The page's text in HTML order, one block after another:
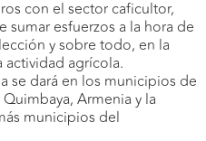
con el sector caficultor,
esfuerzos a la hora de
y sobre todo, en la
agrícola.
se dará en los municipios de
Armenia y la
municipios del